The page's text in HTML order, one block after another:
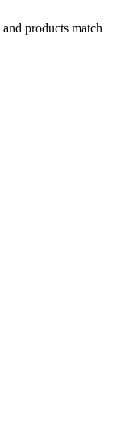
products match